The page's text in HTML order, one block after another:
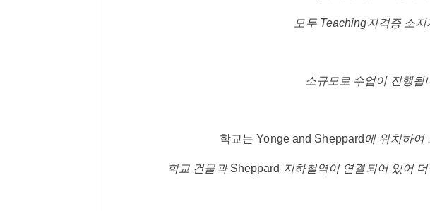
모두 Teaching자격증 소지
소규모로 수업이 진행됩
학교는 Yonge and Sheppard 에 위치하여
학교 건물과 Sheppard 지하철역이 연결되어 있어